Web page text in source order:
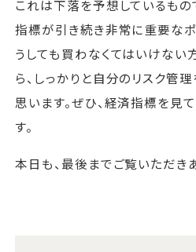
これは下落を予想しているもの
指標が引き続き非常に重要なポ
うしても買わなくてはいけな
ら、しっかりと自分のリスク管
思います。ぜひ、経済指標を見
す。
本日も、最後までご覧いただき